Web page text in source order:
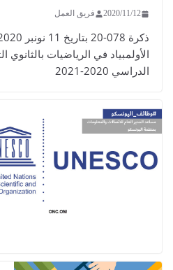
ذكرة 078-20 بتاريخ 11 نونبر 2020 في شأن مباريات
بالثانوي التأهيلي برسم الموسم
مراسلة رقم
6-0412 في
شان الترشح
لمنصب مدير
مساعد
للتواصل
والإعلام